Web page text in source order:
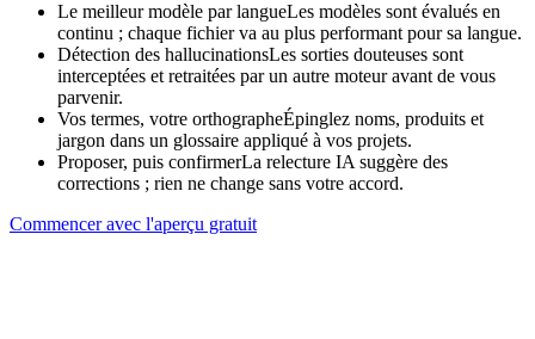
Le meilleur modèle par langueLes modèles sont évalués en
continu ; chaque fichier va au plus performant pour sa langue.
Détection des hallucinationsLes sorties douteuses sont
interceptées et retraitées par un autre moteur avant de vous
parvenir.
Vos termes, votre orthographeÉpinglez noms, produits et
jargon dans un glossaire appliqué à vos projets.
Proposer, puis confirmerLa relecture IA suggère des
corrections ; rien ne change sans votre accord.
Commencer avec l'aperçu gratuit